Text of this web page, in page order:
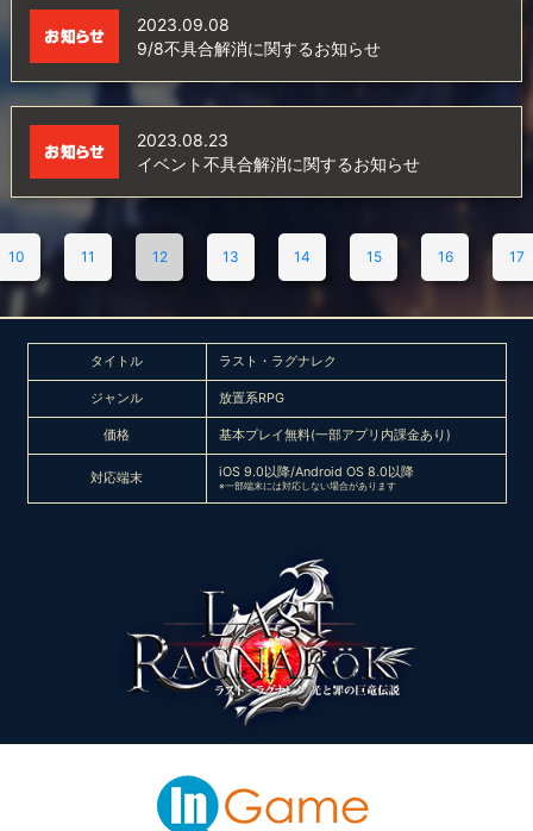
2023.09.08
9/8不具合解消に関するお知らせ
2023.08.23
イベント不具合解消に関するお知らせ
10 11 12 13 14 15 16 17
タイトル ラスト・ラグナレク
ジャンル 放置系RPG
価格 基本プレイ無料(一部アプリ内課金あり)
対応端末 iOS 9.0以降/Android OS 8.0以降
※一部端末には対応しない場合があります